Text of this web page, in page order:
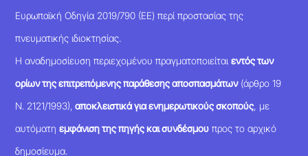
Ευρωπαϊκή Οδηγία 2019/790 (ΕΕ) περί προστασίας της
πνευματικής ιδιοκτησίας.
Η αναδημοσίευση περιεχομένου πραγματοποιείταιεντός των
ορίων της επιτρεπόμενης παράθεσης αποσπασμάτων(άρθρο 19
Ν. 2121/1993), αποκλειστικά για ενημερωτικούς σκοπούς , με
αυτόματηεμφάνιση της πηγής και συνδέσμου προς το αρχικό
δημοσίευμα.